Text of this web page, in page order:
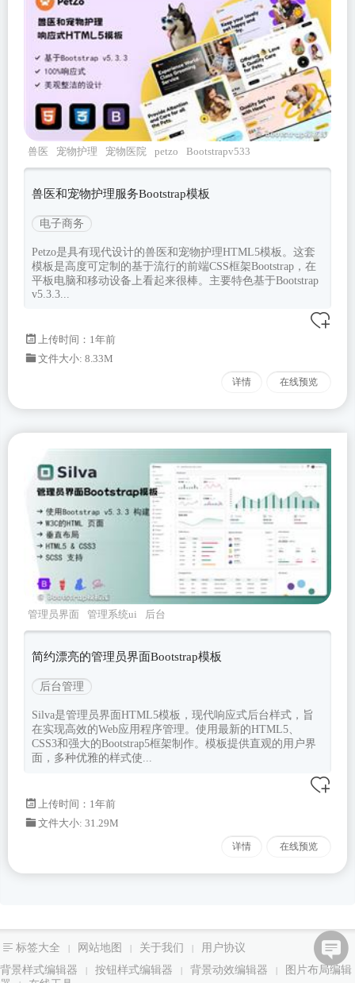
兽医 宠物护理 宠物医院 petzo Bootstrapv533
兽医和宠物护理服务Bootstrap模板
电子商务
Petzo是具有现代设计的兽医和宠物护理HTML5模板。这套
模板是高度可定制的基于流行的前端CSS框架Bootstrap，在
平板电脑和移动设备上看起来很棒。主要特色基于Bootstrap
v5.3.3...
上传时间：1年前
文件大小: 8.33M
详情 在线预览
管理员界面 管理系统ui
后台
html
silva Bootstrapv533
简约漂亮的管理员界面Bootstrap模板
后台管理
Silva是管理员界面HTML5模板，现代响应式后台样式，旨
在实现高效的Web应用程序管理。使用最新的HTML5、
CSS3和强大的Bootstrap5框架制作。模板提供直观的用户界
面，多种优雅的样式使...
上传时间：1年前
文件大小: 31.29M
详情 在线预览
标签大全 | 网站地图 | 关于我们 |
用户协议
背景样式编辑器
| 按钮样式编辑器 | 背景动效编辑器 |
图片布局编辑